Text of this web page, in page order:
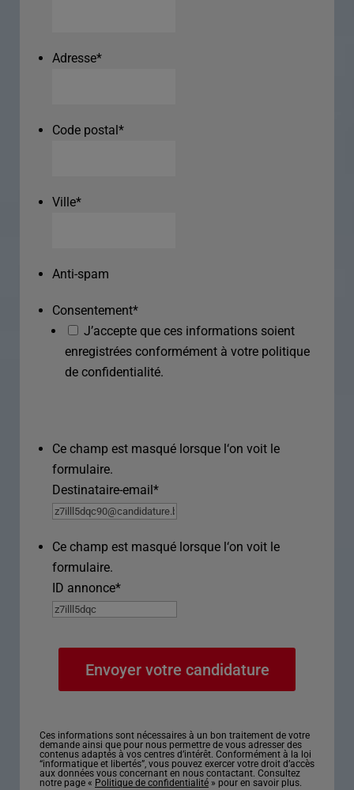
Adresse*
Code postal*
Ville*
Anti-spam
Consentement*
J’accepte que ces informations soient
enregistrées conformément à votre politique
de confidentialité.
Ce champ est masqué lorsque l‘on voit le
formulaire.
Destinataire-email*
Ce champ est masqué lorsque l‘on voit le
formulaire.
ID annonce*
Ces informations sont nécessaires à un bon traitement de votre
demande ainsi que pour nous permettre de vous adresser des
contenus adaptés à vos centres d’intérêt. Conformément à la loi
“informatique et libertés”, vous pouvez exercer votre droit d’accès
aux données vous concernant en nous contactant. Consultez
notre page « Politique de confidentialité » pour en savoir plus.